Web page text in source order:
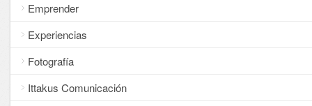
Emprender
Experiencias
Fotografía
Ittakus Comunicación